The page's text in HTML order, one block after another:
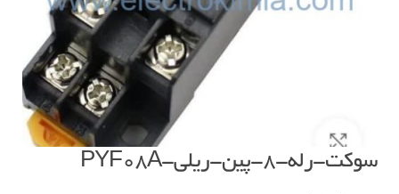
سوکت-رله-۸-پین-ریلی-PYF08A